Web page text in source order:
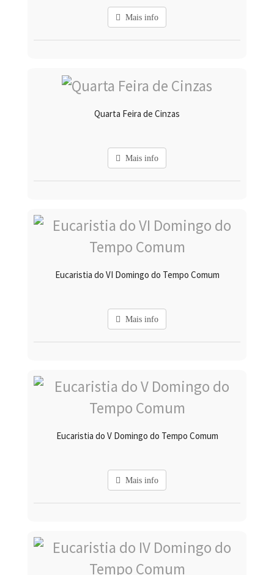
Mais info
Quarta Feira de Cinzas
Mais info
Eucaristia do VI Domingo do Tempo Comum
Mais info
Eucaristia do V Domingo do Tempo Comum
Mais info